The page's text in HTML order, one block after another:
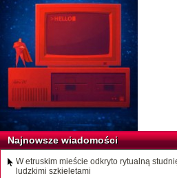
Najnowsze wiadomości
W etruskim mieście odkryto rytualną
ludzkimi szkieletami